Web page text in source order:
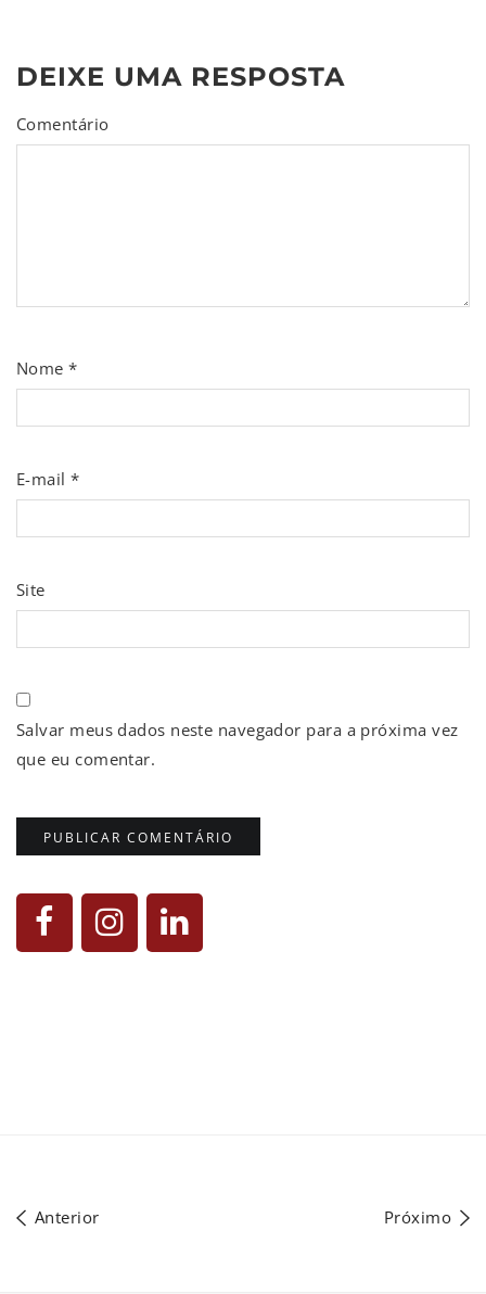
DEIXE UMA RESPOSTA
Comentário
Nome*
E-mail*
Site
Salvar meus dados neste navegador para a próxima vez
que eu comentar.
Anterior Próximo